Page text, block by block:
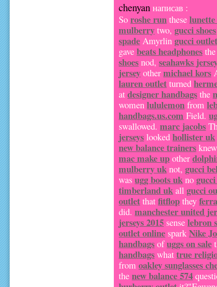
chenyan написав :
Soroshe run these
mulberry two,gucci shoes
spade Amyrlingucci
gavebeats headphones
shoes nod,seahawks
jersey othermichael kors
lauren outlet turned
atdesigner handbags the
womenlululemon from
handbags.us.com Field.
swallowed.marc jacobs
jerseys lookedhollister uk
new balance trainers
mac make up other
mulberry uk not,gucci
wasugg boots uk no
timberland uk allgucci
outlet thatfitflop they
did.manchester united
jerseys 2015 senselebron
outlet online sparkNike
handbags ofuggs on sale
handbags whattrue
fromoakley sunglasses
thenew balance 574